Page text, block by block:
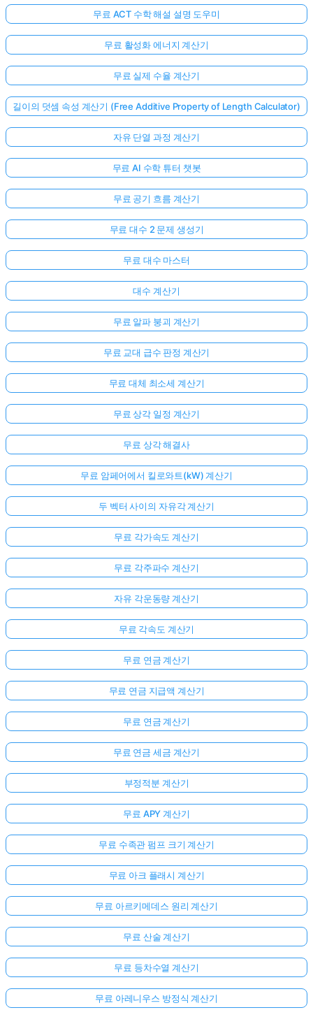
무료 ACT 수학 해설 설명 도우미
무료 활성화 에너지 계산기
무료 실제 수율 계산기
길이의 덧셈 속성 계산기 (Free Additive Property of Length Calculator)
자유 단열 과정 계산기
무료 AI 수학 튜터 챗봇
무료 공기 흐름 계산기
무료 대수 2 문제 생성기
무료 대수 마스터
대수 계산기
무료 알파 붕괴 계산기
무료 교대 급수 판정 계산기
무료 대체 최소세 계산기
무료 상각 일정 계산기
무료 상각 해결사
무료 암페어에서 킬로와트(kW) 계산기
두 벡터 사이의 자유각 계산기
무료 각가속도 계산기
무료 각주파수 계산기
자유 각운동량 계산기
무료 각속도 계산기
무료 연금 계산기
무료 연금 지급액 계산기
무료 연금 계산기
무료 연금 세금 계산기
부정적분 계산기
무료 APY 계산기
무료 수족관 펌프 크기 계산기
무료 아크 플래시 계산기
무료 아르키메데스 원리 계산기
무료 산술 계산기
무료 등차수열 계산기
무료 아레니우스 방정식 계산기